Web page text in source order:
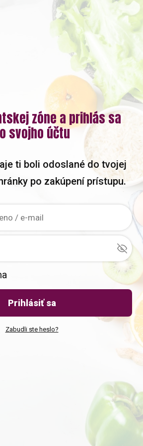
zóne a prihlás sa
svojho účtu
ti boli odoslané do tvojej
po zakúpení prístupu.
Prihlásiť sa
Zabudli ste heslo?